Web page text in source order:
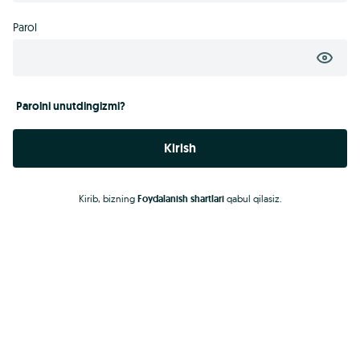
Parol
Parolni unutdingizmi?
Kirish
Kirib, bizning Foydalanish shartlariqabul qilasiz.